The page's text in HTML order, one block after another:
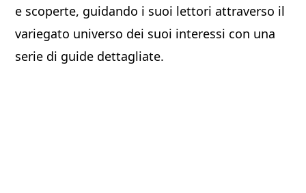
e scoperte, guidando i suoi lettori attraverso il
variegato universo dei suoi interessi con una
serie di guide dettagliate.